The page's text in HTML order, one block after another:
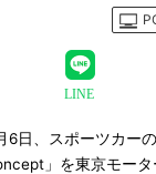
LINE
日、スポーツカー
」を東京モー